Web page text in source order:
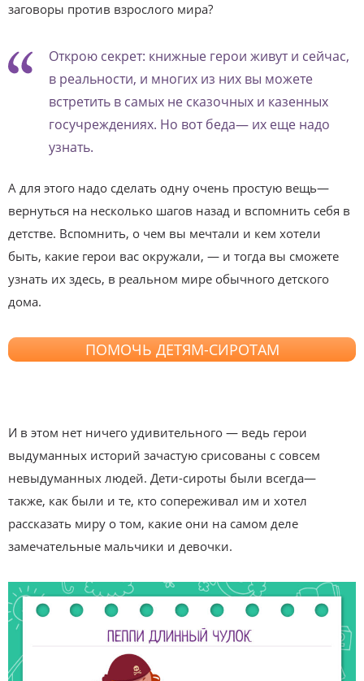
заговоры против взрослого мира?
Открою секрет: книжные герои живут и сейчас,
в реальности, и многих из них вы можете
встретить в самых не сказочных и казенных
госучреждениях. Но вот беда— их еще надо
узнать.
А для этого надо сделать одну очень простую вещь—
вернуться на несколько шагов назад и вспомнить себя в
детстве. Вспомнить, о чем вы мечтали и кем хотели
быть, какие герои вас окружали, — и тогда вы сможете
узнать их здесь, в реальном мире обычного детского
дома.
ПОМОЧЬ ДЕТЯМ-СИРОТАМ
И в этом нет ничего удивительного — ведь герои
выдуманных историй зачастую срисованы с совсем
невыдуманных людей. Дети-сироты были всегда—
также, как были и те, кто сопереживал им и хотел
рассказать миру о том, какие они на самом деле
замечательные мальчики и девочки.